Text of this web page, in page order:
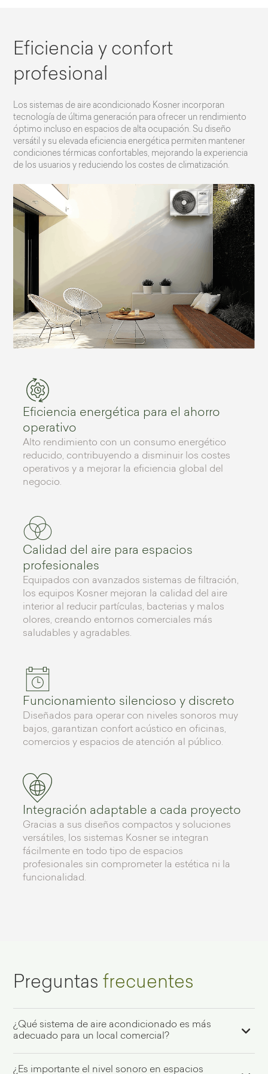
Eficiencia y confort
profesional
Los sistemas de aire acondicionado Kosner incorporan
tecnología de última generación para ofrecer un rendimiento
óptimo incluso en espacios de alta ocupación. Su diseño
versátil y su elevada eficiencia energética permiten mantener
condiciones térmicas confortables, mejorando la experiencia
de los usuarios y reduciendo los costes de climatización.
Eficiencia energética para el ahorro
operativo
Alto rendimiento con un consumo energético
reducido, contribuyendo a disminuir los costes
operativos y a mejorar la eficiencia global del
negocio.
Calidad del aire para espacios
profesionales
Equipados con avanzados sistemas de filtración,
los equipos Kosner mejoran la calidad del aire
interior al reducir partículas, bacterias y malos
olores, creando entornos comerciales más
saludables y agradables.
Funcionamiento silencioso y discreto
Diseñados para operar con niveles sonoros muy
bajos, garantizan confort acústico en oficinas,
comercios y espacios de atención al público.
Integración adaptable a cada proyecto
Gracias a sus diseños compactos y soluciones
versátiles, los sistemas Kosner se integran
fácilmente en todo tipo de espacios
profesionales sin comprometer la estética ni la
funcionalidad.
Preguntasfrecuentes
¿Qué sistema de aire acondicionado es más
adecuado para un local comercial?
¿Es importante el nivel sonoro en espacios